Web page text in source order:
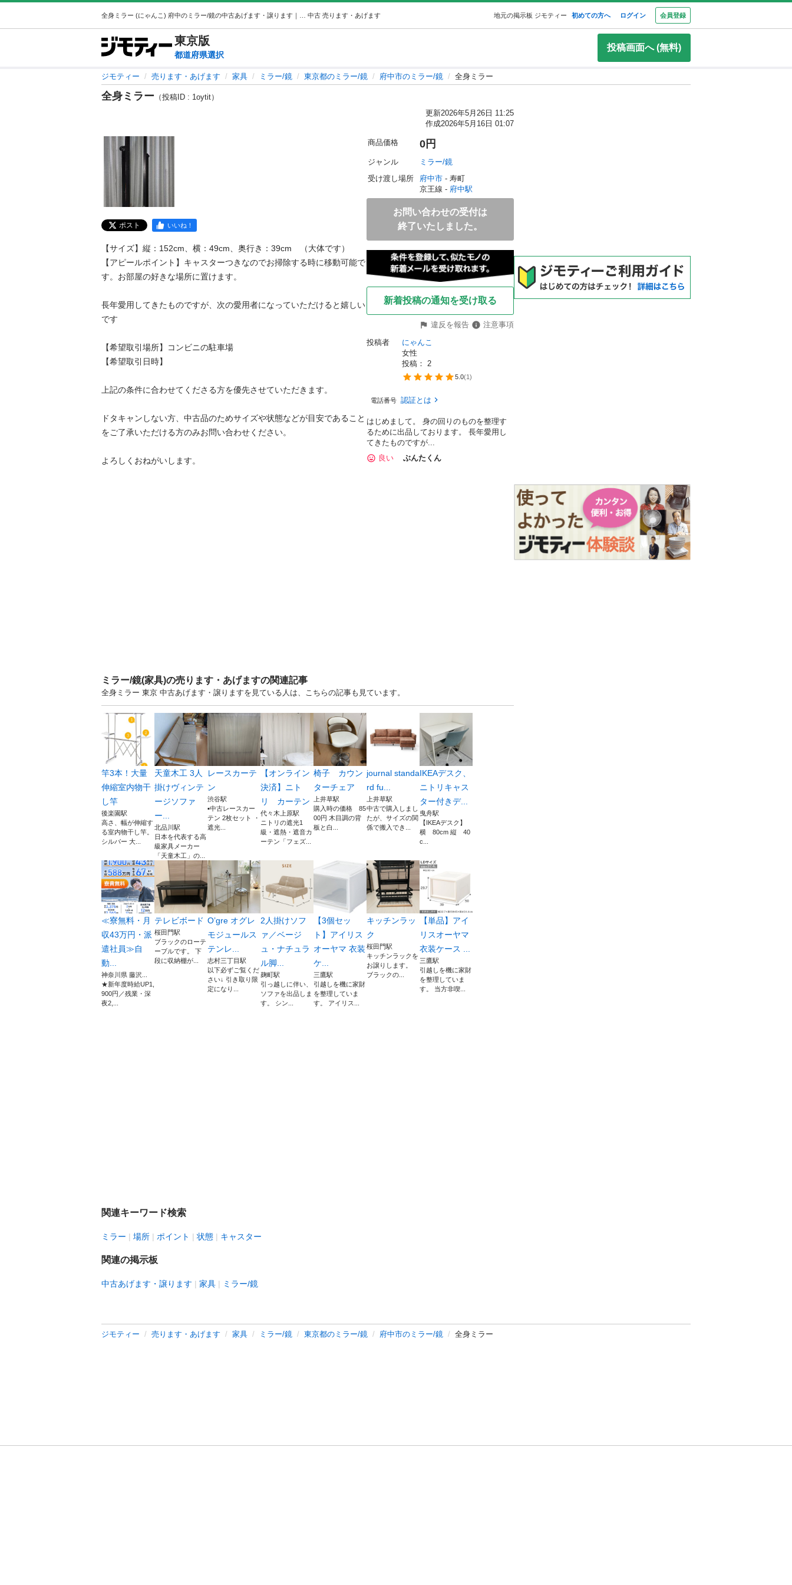
中古 売ります・あげます 地元の掲示板 ジモティー 初めての方へ ログイン 会員登録
東京版
都道府県選択
投稿画面へ (無料)
ジモティー 売ります・あげます 家具 ミラー/鏡 東京都のミラー/鏡 府中市のミラー/鏡 全身ミラー
全身ミラー （投稿ID : 1oytit）
更新2026年5月26日 11:25
作成2026年5月16日 01:07
ポスト いいね！
【サイズ】縦：152cm、横：49cm、奥行き：39cm　（大体です）
【アピールポイント】キャスターつきなのでお掃除する時に移動可能で
す。お部屋の好きな場所に置けます。
長年愛用してきたものですが、次の愛用者になっていただけると嬉しい
です
【希望取引場所】コンビニの駐車場
【希望取引日時】
上記の条件に合わせてくださる方を優先させていただきます。
ドタキャンしない方、中古品のためサイズや状態などが目安であること
をご了承いただける方のみお問い合わせください。
よろしくおねがいします。
商品価格 0円
ジャンル
ミラー/鏡
受け渡し場所
府中市 - 寿町
京王線 - 府中駅
お問い合わせの受付は
終了いたしました。
新着投稿の通知を受け取る
違反を報告
注意事項
投稿者
にゃんこ
女性
投稿： 2
5.0(1 )
電話番号 認証とは
はじめまして。 身の回りのものを整理す
るために出品しております。 長年愛用し
てきたものですが...
良い
ぶんたくん
ミラー/鏡(家具)の売ります・あげますの関連記事
全身ミラー 東京 中古あげます・譲りますを見ている人は、こちらの記事も見ています。
竿3本！大量
伸縮室内物干
し竿
後楽園駅
高さ、幅が伸縮す
る室内物干し竿。
シルバー 大...
天童木工 3人
掛けヴィンテ
ージソファ
ー...
北品川駅
日本を代表する高
級家具メーカー
「天童木工」の...
レースカーテ
ン
渋谷駅
▪️中古レースカー
テン 2枚セット ・
遮光...
【オンライン
決済】ニト
リ カーテン
代々木上原駅
ニトリの遮光1
級・遮熱・遮音カ
ーテン「フェズ...
椅子 カウン
ターチェア
上井草駅
購入時の価格 85
00円 木目調の背
板と白...
journal standa
rd fu...
上井草駅
中古で購入しまし
たが、サイズの関
係で搬入でき...
IKEAデスク、
ニトリキャス
ター付きデ...
曳舟駅
【IKEAデスク】
横 80cm 縦 40
c...
≪寮無料・月
収43万円・派
遣社員≫自
動...
神奈川県 藤沢...
★新年度時給UP1,
900円／残業・深
夜2,...
テレビボード
桜田門駅
ブラックのローテ
ーブルです。 下
段に収納棚が...
O’gre オグレ
モジュールス
テンレ...
志村三丁目駅
以下必ずご覧くだ
さい↓ 引き取り限
定になり...
2人掛けソフ
ァ／ベージ
ュ・ナチュラ
ル脚...
麹町駅
引っ越しに伴い、
ソファを出品しま
す。 シン...
【3個セッ
ト】アイリス
オーヤマ 衣装
ケ...
三鷹駅
引越しを機に家財
を整理していま
す。 アイリス...
キッチンラッ
ク
桜田門駅
キッチンラックを
お譲りします。
ブラックの...
【単品】アイ
リスオーヤマ
衣装ケース ...
三鷹駅
引越しを機に家財
を整理していま
す。 当方非喫...
関連キーワード検索
ミラー 場所 ポイント 状態 キャスター
関連の掲示板
中古あげます・譲ります 家具 ミラー/鏡
ジモティー 売ります・あげます 家具 ミラー/鏡 東京都のミラー/鏡 府中市のミラー/鏡 全身ミラー